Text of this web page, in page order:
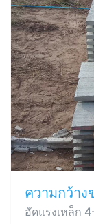
ความกว้า
อัดแรงเหล็ก